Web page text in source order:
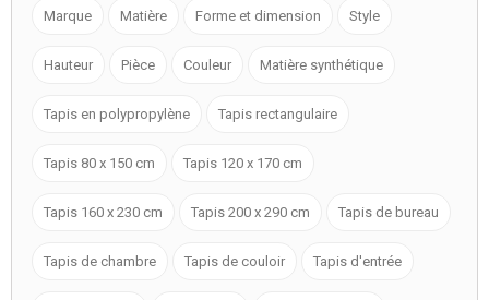
Marque Matière Forme et dimension Style
Hauteur Pièce Couleur Matière synthétique
Tapis en polypropylène Tapis rectangulaire
Tapis 80 x 150 cm Tapis 120 x 170 cm
Tapis 160 x 230 cm Tapis 200 x 290 cm Tapis de bureau
Tapis de chambre Tapis de couloir Tapis d'entrée